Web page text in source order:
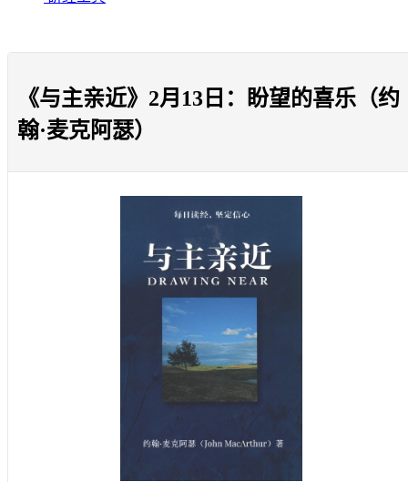
《与主亲近》2月13日：盼望的喜乐（约
翰·麦克阿瑟）